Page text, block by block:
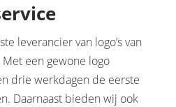
leverancier van logo’s van
een gewone logo
drie werkdagen de eerste
Daarnaast bieden wij ook